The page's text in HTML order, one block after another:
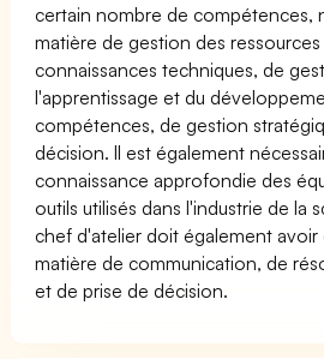
certain nombre de compétences,
matière de gestion des
connaissances techniques, de
l'apprentissage et du
compétences, de gestion
décision. Il est également
connaissance approfondie des
outils utilisés dans l'industrie de la
chef d'atelier doit également
matière de communication, de
et de prise de décision.